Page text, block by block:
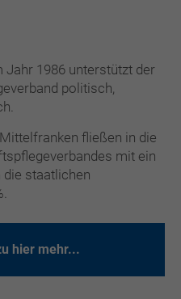
Jahr 1986 unterstützt der
politisch,
fließen in die
mit ein
die staatlichen
hier mehr...